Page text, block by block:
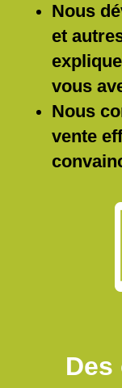
Nous
et
vous
Nous
vente